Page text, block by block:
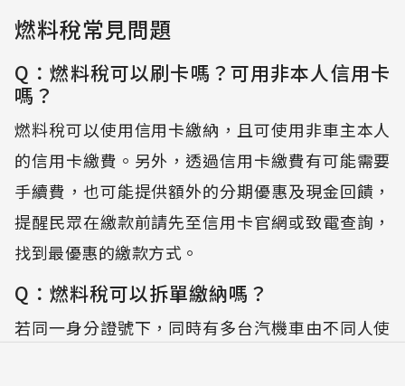
燃料稅常見問題
Q：燃料稅可以刷卡嗎？可用非本人信用卡
嗎？
燃料稅可以使用信用卡繳納，且可使用非車主本人
的信用卡繳費。另外，透過信用卡繳費有可能需要
手續費，也可能提供額外的分期優惠及現金回饋，
提醒民眾在繳款前請先至信用卡官網或致電查詢，
找到最優惠的繳款方式。
Q：燃料稅可以拆單繳納嗎？
若同一身分證號下，同時有多台汽機車由不同人使